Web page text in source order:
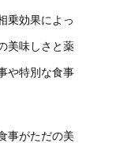
乗効果によっ
美味しさと薬
や特別な食事
事がただの美